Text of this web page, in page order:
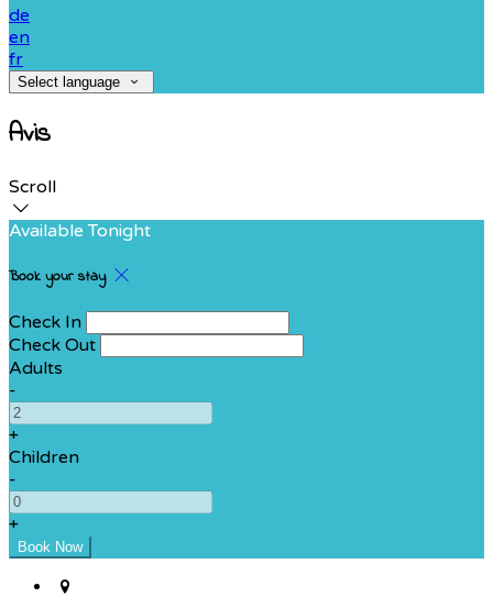
de
en
fr
Select language
Avis
Scroll
Available Tonight
Book your stay
Check In
Check Out
Adults
-
+
Children
-
+